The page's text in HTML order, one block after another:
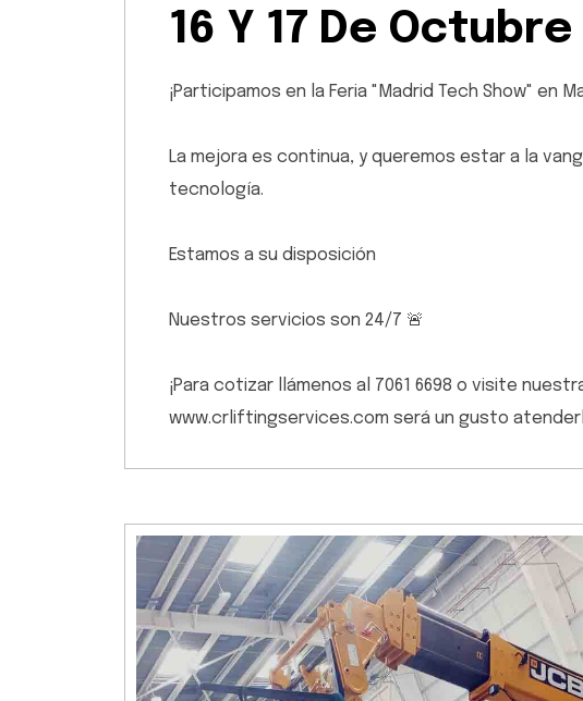
16 Y 17 De
¡Participamos en la Feria "Madrid Tech Show" en
La mejora es continua, y queremos estar a la
tecnología.
Estamos a su disposición
Nuestros servicios son 24/7 🚨
¡Para cotizar llámenos al 7061 6698 o visite
www.crliftingservices.com será un gusto